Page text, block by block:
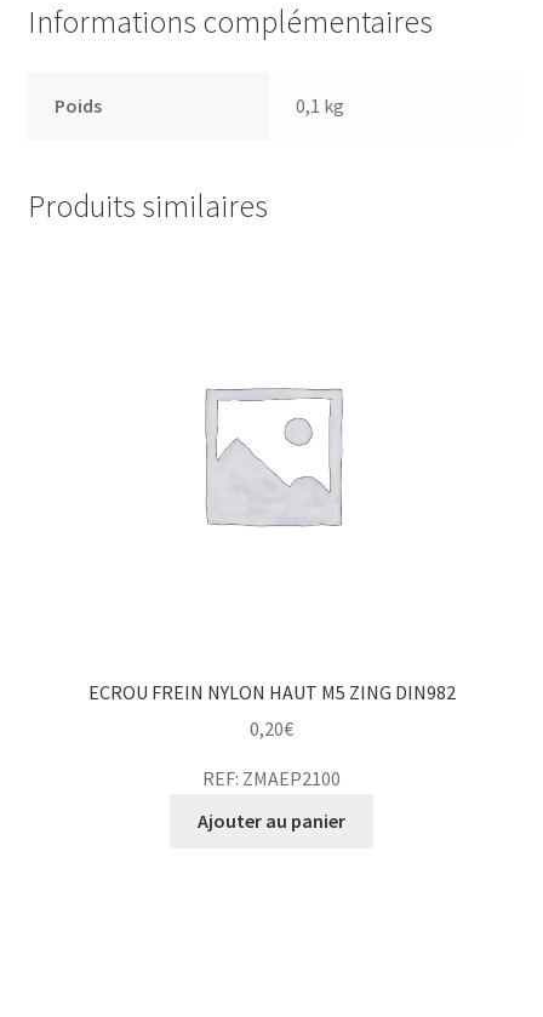
Informations complémentaires
Poids 0,1 kg
Produits similaires
ECROU FREIN NYLON HAUT M5 ZING DIN982
0,20€
REF: ZMAEP2100
Ajouter au panier